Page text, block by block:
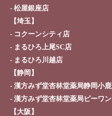
漢方みず堂とは
お知らせ
漢方を知る
採用情報
松屋銀座店
【埼玉】
コクーンシティ店
まるひろ上尾SC店
まるひろ川越店
【静岡】
漢方みず堂杏林堂薬局静岡小
漢方みず堂杏林堂薬局ピーワ
【大阪】